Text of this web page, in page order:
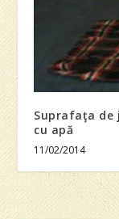
Suprafaţa de
cu apă
11/02/2014